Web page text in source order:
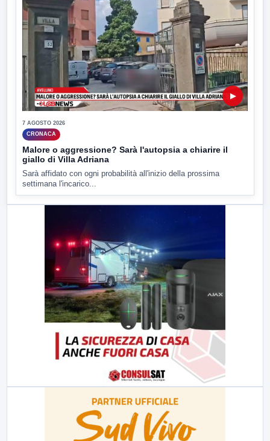
▶
7 AGOSTO 2026
CRONACA
Malore o aggressione? Sarà l'autopsia a chiarire il
giallo di Villa Adriana
Sarà affidato con ogni probabilità all'inizio della prossima
settimana l'incarico...